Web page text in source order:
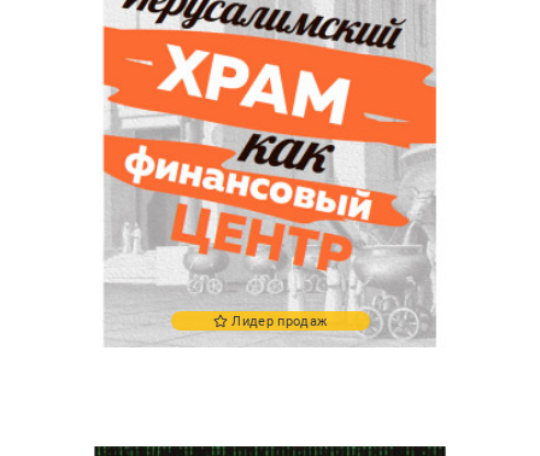
Лидер продаж